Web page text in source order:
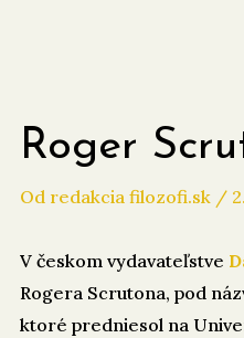
Roger
Od redakcia filozofi.sk /
V českom vydavateľstve
Rogera Scrutona, pod
ktoré predniesol na